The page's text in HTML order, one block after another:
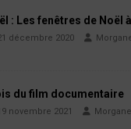
: Les fenêtres de Noël
décembre 2020
du film documentaire
novembre 2021